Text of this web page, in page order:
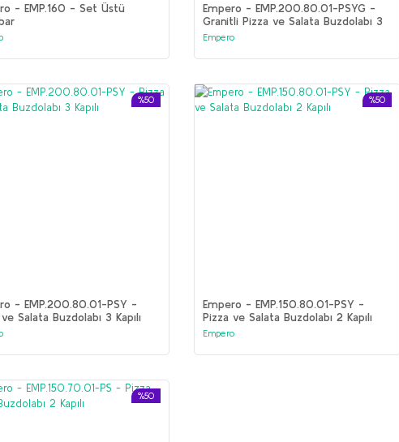
- EMP.160 - Set Üstü
Empero - EMP.200.80.01-PSYG -
Granitli Pizza ve Salata Buzdolabı 3
Kapılı
Empero
%50
- EMP.200.80.01-PSY -
Salata Buzdolabı 3 Kapılı
%50
Empero - EMP.150.80.01-PSY -
Pizza ve Salata Buzdolabı 2 Kapılı
Empero
%50